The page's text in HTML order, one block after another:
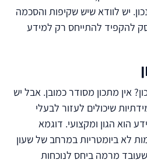
יש לוודא שיש שקיפות והסכמה
להקפיד להתייחס רק למידע
אין מתכון מסודר כמובן. אבל יש
שיכולים לעזור לבעלי
הוא הגון ומקצועי. דוגמא
לא ביומטריות במרחב של שעון
מרמה ביחס לנוכחות